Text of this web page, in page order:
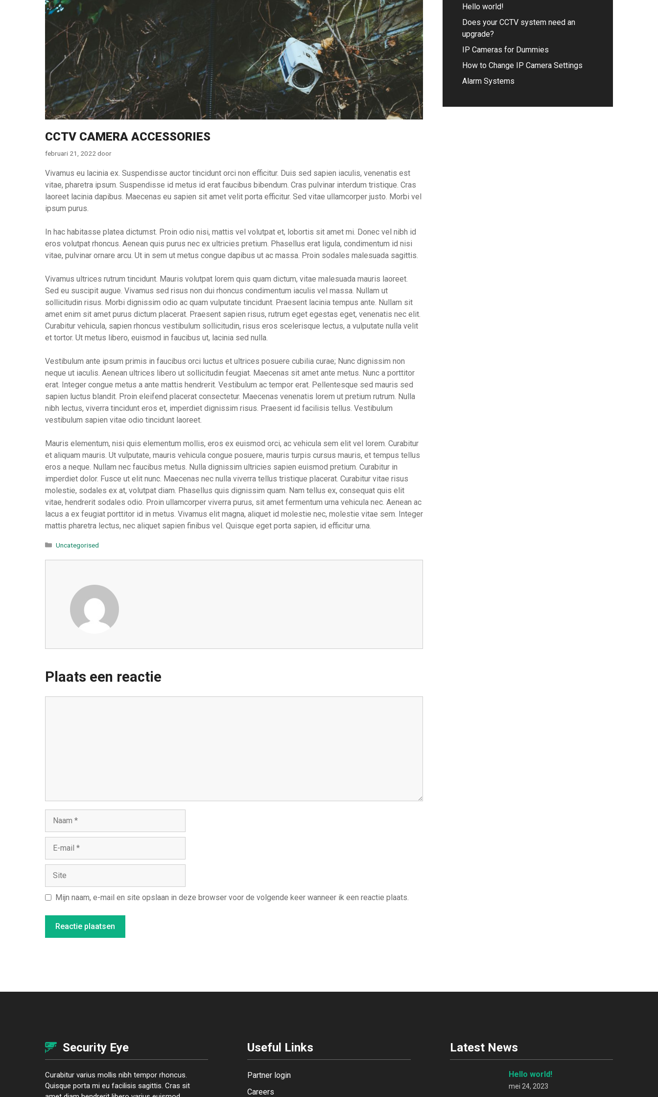
CCTV CAMERA ACCESSORIES
februari 21, 2022 door
Vivamus eu lacinia ex. Suspendisse auctor tincidunt orci non efficitur. Duis sed sapien iaculis, venenatis est
vitae, pharetra ipsum. Suspendisse id metus id erat faucibus bibendum. Cras pulvinar interdum tristique. Cras
laoreet lacinia dapibus. Maecenas eu sapien sit amet velit porta efficitur. Sed vitae ullamcorper justo. Morbi vel
ipsum purus.
In hac habitasse platea dictumst. Proin odio nisi, mattis vel volutpat et, lobortis sit amet mi. Donec vel nibh id
eros volutpat rhoncus. Aenean quis purus nec ex ultricies pretium. Phasellus erat ligula, condimentum id nisi
vitae, pulvinar ornare arcu. Ut in sem ut metus congue dapibus ut ac massa. Proin sodales malesuada sagittis.
Vivamus ultrices rutrum tincidunt. Mauris volutpat lorem quis quam dictum, vitae malesuada mauris laoreet.
Sed eu suscipit augue. Vivamus sed risus non dui rhoncus condimentum iaculis vel massa. Nullam ut
sollicitudin risus. Morbi dignissim odio ac quam vulputate tincidunt. Praesent lacinia tempus ante. Nullam sit
amet enim sit amet purus dictum placerat. Praesent sapien risus, rutrum eget egestas eget, venenatis nec elit.
Curabitur vehicula, sapien rhoncus vestibulum sollicitudin, risus eros scelerisque lectus, a vulputate nulla velit
et tortor. Ut metus libero, euismod in faucibus ut, lacinia sed nulla.
Vestibulum ante ipsum primis in faucibus orci luctus et ultrices posuere cubilia curae; Nunc dignissim non
neque ut iaculis. Aenean ultrices libero ut sollicitudin feugiat. Maecenas sit amet ante metus. Nunc a porttitor
erat. Integer congue metus a ante mattis hendrerit. Vestibulum ac tempor erat. Pellentesque sed mauris sed
sapien luctus blandit. Proin eleifend placerat consectetur. Maecenas venenatis lorem ut pretium rutrum. Nulla
nibh lectus, viverra tincidunt eros et, imperdiet dignissim risus. Praesent id facilisis tellus. Vestibulum
vestibulum sapien vitae odio tincidunt laoreet.
Mauris elementum, nisi quis elementum mollis, eros ex euismod orci, ac vehicula sem elit vel lorem. Curabitur
et aliquam mauris. Ut vulputate, mauris vehicula congue posuere, mauris turpis cursus mauris, et tempus tellus
eros a neque. Nullam nec faucibus metus. Nulla dignissim ultricies sapien euismod pretium. Curabitur in
imperdiet dolor. Fusce ut elit nunc. Maecenas nec nulla viverra tellus tristique placerat. Curabitur vitae risus
molestie, sodales ex at, volutpat diam. Phasellus quis dignissim quam. Nam tellus ex, consequat quis elit
vitae, hendrerit sodales odio. Proin ullamcorper viverra purus, sit amet fermentum urna vehicula nec. Aenean ac
lacus a ex feugiat porttitor id in metus. Vivamus elit magna, aliquet id molestie nec, molestie vitae sem. Integer
mattis pharetra lectus, nec aliquet sapien finibus vel. Quisque eget porta sapien, id efficitur urna.
Categorieën
Uncategorised
Plaats een reactie
mail
Mijn naam, e-mail en site opslaan in deze browser voor de volgende keer wanneer ik een reactie plaats.
Hello world!
Does your CCTV system need an
upgrade?
IP Cameras for Dummies
How to Change IP Camera Settings
Alarm Systems
Security Eye
Curabitur varius mollis nibh tempor rhoncus.
Quisque porta mi eu facilisis sagittis. Cras sit
Useful Links
Partner login
Careers
Latest News
Hello world!
mei 24, 2023